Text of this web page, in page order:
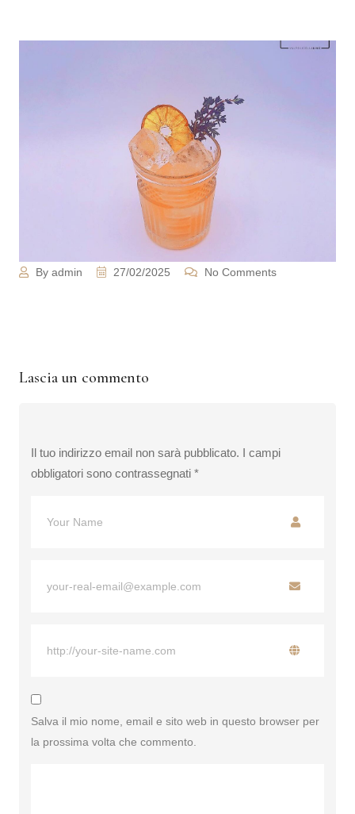
By admin 27/02/2025 No Comments
Lascia un commento
Il tuo indirizzo email non sarà pubblicato. I campi
obbligatori sono contrassegnati *
Salva il mio nome, email e sito web in questo browser per
la prossima volta che commento.